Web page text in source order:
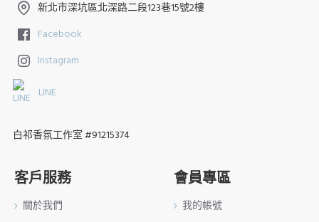
新北市深坑區北深路二段123巷15號2樓
Facebook
Instagram
LINE
白祁香氛工作室 #91215374
客戶服務
關於我們
會員專區
我的帳號